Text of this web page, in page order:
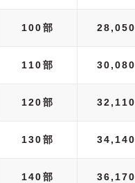
100部 28,050
110部 30,080
120部 32,110
130部 34,140
140部 36,170